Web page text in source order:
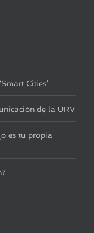
Cities’
de la URV
es tu propia